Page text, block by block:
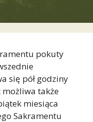
pokuty
się pół godziny
możliwa także
miesiąca
Sakramentu